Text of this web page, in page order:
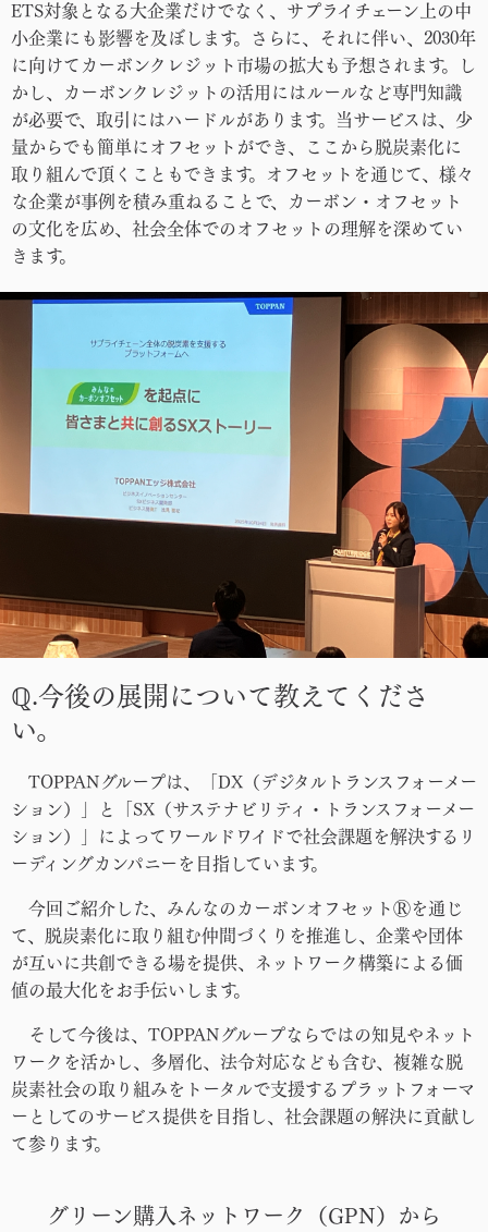
ETS対象となる大企業だけでなく、サプライチェーン上の中
小企業にも影響を及ぼします。さらに、それに伴い、2030年
に向けてカーボンクレジット市場の拡大も予想されます。し
かし、カーボンクレジットの活用にはルールなど専門知識
が必要で、取引にはハードルがあります。当サービスは、少
量からでも簡単にオフセットができ、ここから脱炭素化に
取り組んで頂くこともできます。オフセットを通じて、様々
な企業が事例を積み重ねることで、カーボン・オフセット
の文化を広め、社会全体でのオフセットの理解を深めてい
きます。
ℚ.今後の展開について教えてくださ
い。
TOPPANグループは、「DX（デジタルトランスフォーメー
ション）」と「SX（サステナビリティ・トランスフォーメー
ション）」によってワールドワイドで社会課題を解決するリ
ーディングカンパニーを目指しています。
今回ご紹介した、みんなのカーボンオフセットⓇを通じ
て、脱炭素化に取り組む仲間づくりを推進し、企業や団体
が互いに共創できる場を提供、ネットワーク構築による価
値の最大化をお手伝いします。
そして今後は、TOPPANグループならではの知見やネット
ワークを活かし、多層化、法令対応なども含む、複雑な脱
炭素社会の取り組みをトータルで支援するプラットフォーマ
ーとしてのサービス提供を目指し、社会課題の解決に貢献し
て参ります。
グリーン購入ネットワーク（GPN）から